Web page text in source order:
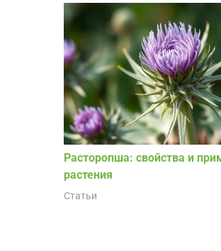
Расторопша: свойства и
растения
Статьи